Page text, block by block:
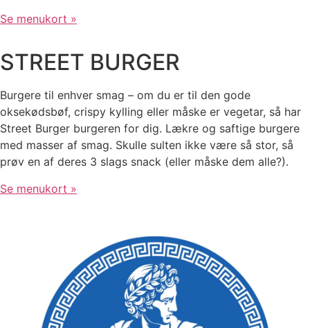
Se menukort »
STREET BURGER
Burgere til enhver smag – om du er til den gode
oksekødsbøf, crispy kylling eller måske er vegetar, så har
Street Burger burgeren for dig. Lækre og saftige burgere
med masser af smag. Skulle sulten ikke være så stor, så
prøv en af deres 3 slags snack (eller måske dem alle?).
Se menukort »